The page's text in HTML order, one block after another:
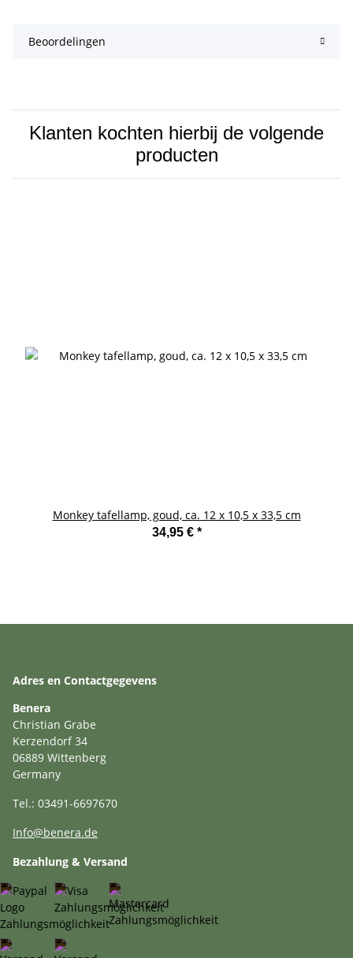
Beoordelingen
Klanten kochten hierbij de volgende
producten
Monkey tafellamp, goud, ca. 12 x 10,5 x 33,5 cm
34,95 € *
Adres en Contactgegevens
Benera
Christian Grabe
Kerzendorf 34
06889 Wittenberg
Germany
Tel.: 03491-6697670
Info@benera.de
Bezahlung & Versand